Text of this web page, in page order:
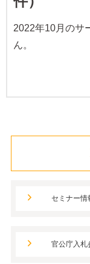
2022年10月のサ
ん。​​​​​​​​​​​
セミナー情
官公庁入札